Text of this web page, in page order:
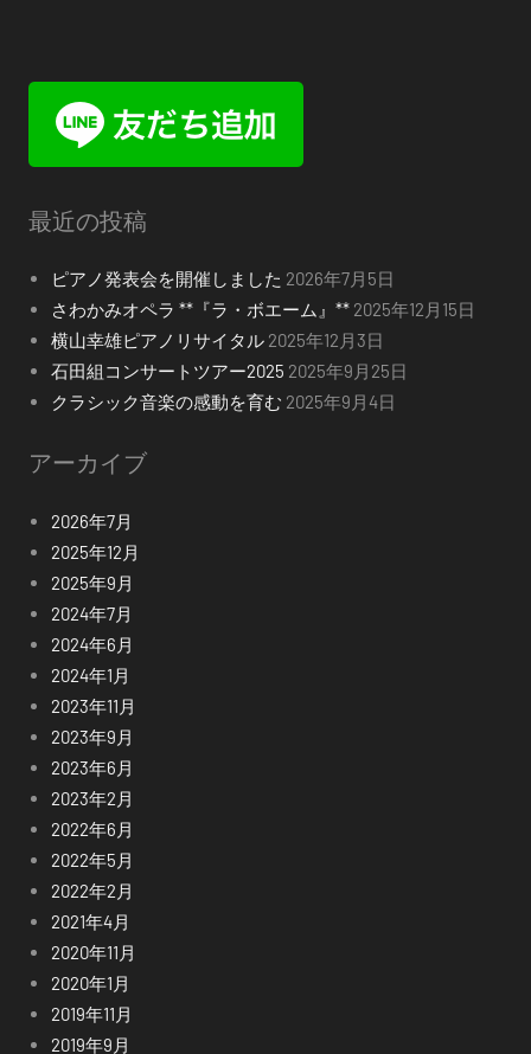
最近の投稿
ピアノ発表会を開催しました 2026年7月5日
さわかみオペラ **『ラ・ボエーム』** 2025年12月15日
横山幸雄ピアノリサイタル 2025年12月3日
石田組コンサートツアー2025 2025年9月25日
クラシック音楽の感動を育む 2025年9月4日
アーカイブ
2026年7月
2025年12月
2025年9月
2024年7月
2024年6月
2024年1月
2023年11月
2023年9月
2023年6月
2023年2月
2022年6月
2022年5月
2022年2月
2021年4月
2020年11月
2020年1月
2019年11月
2019年9月